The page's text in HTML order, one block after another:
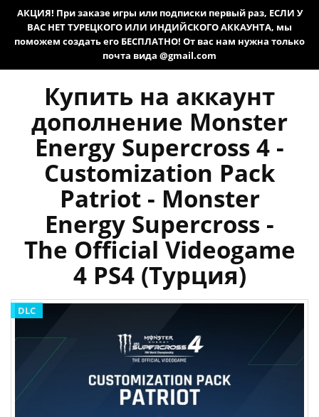
АКЦИЯ! При заказе игры или подписки первый раз, ЕСЛИ У
ВАС НЕТ ТУРЕЦКОГО ИЛИ ИНДИЙСКОГО АККАУНТА, мы
поможем создать его БЕСПЛАТНО! От вас нам нужна только
почта вида @gmail.com
Купить на аккаунт
дополнение Monster
Energy Supercross 4 -
Customization Pack
Patriot - Monster
Energy Supercross -
The Official Videogame
4 PS4 (Турция)
DLC